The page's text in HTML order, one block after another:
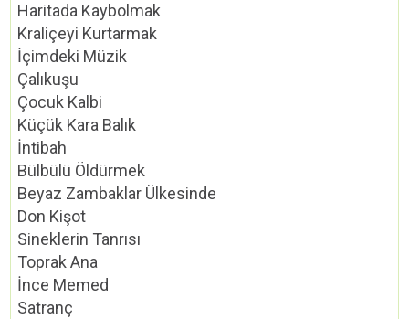
Haritada Kaybolmak
Kraliçeyi Kurtarmak
İçimdeki Müzik
Çalıkuşu
Çocuk Kalbi
Küçük Kara Balık
İntibah
Bülbülü Öldürmek
Beyaz Zambaklar Ülkesinde
Don Kişot
Sineklerin Tanrısı
Toprak Ana
İnce Memed
Satranç